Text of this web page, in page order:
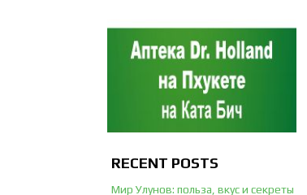
RECENT POSTS
Мир Улунов: польза, вкус и секреты